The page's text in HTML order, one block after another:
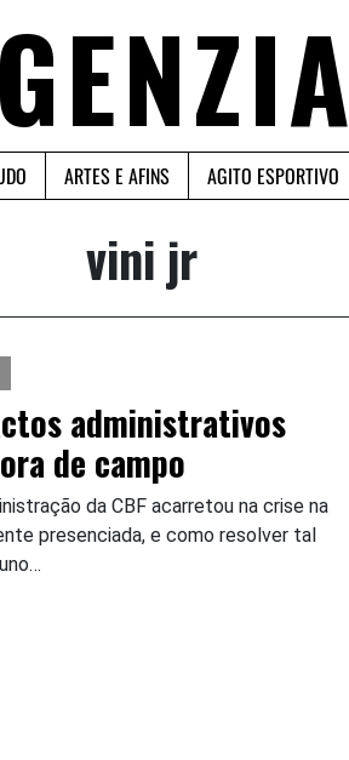
ARTES E AFINS AGITO ESPORTIVO
vini jr
administrativos
de campo
da CBF acarretou na crise na
presenciada, e como resolver tal